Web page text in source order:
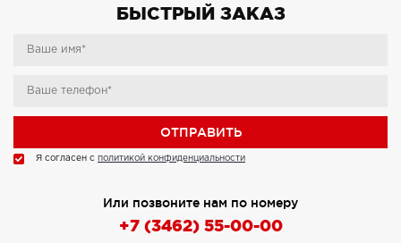
БЫСТРЫЙ ЗАКАЗ
Я согласен с политикой конфиденциальности
Или позвоните нам по номеру
+7 (3462) 55-00-00